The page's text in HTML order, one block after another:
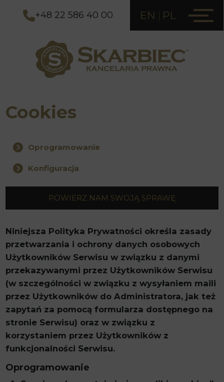
+48 22 586 40 00 EN PL
Cookies
Oprogramowanie
Konfiguracja
POWIERZ NAM SWOJĄ SPRAWĘ
Niniejsza Polityka Prywatności określa zasady
przetwarzania i ochrony danych osobowych
Użytkowników Serwisu w związku z danymi
przekazywanymi przez Użytkowników Serwisu
(w szczególności w związku z wysyłaniem maili
przez Użytkowników do Administratora, jak też
zapytań za pomocą formularza dostępnego na
stronie Serwisu) oraz w związku z
korzystaniem przez Użytkowników z
funkcjonalności Serwisu.
Oprogramowanie